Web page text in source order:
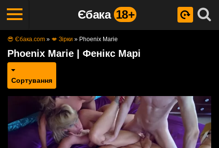
Єбака 18+
😎 Єбака.com » 💋 Зірки » Phoenix Marie
Phoenix Marie | Фенікс Марі
Сортування